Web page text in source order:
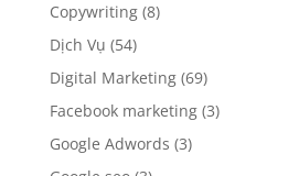
Copywriting(8)
Dịch Vụ (54)
Digital Marketing(69)
Facebook marketing(3)
Google Adwords (3)